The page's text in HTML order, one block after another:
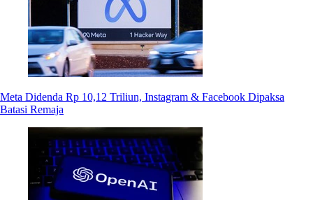
Meta Didenda Rp 10,12 Triliun, Instagram & Facebook Dipaksa
Batasi Remaja